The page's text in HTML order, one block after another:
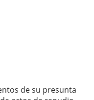
de su presunta